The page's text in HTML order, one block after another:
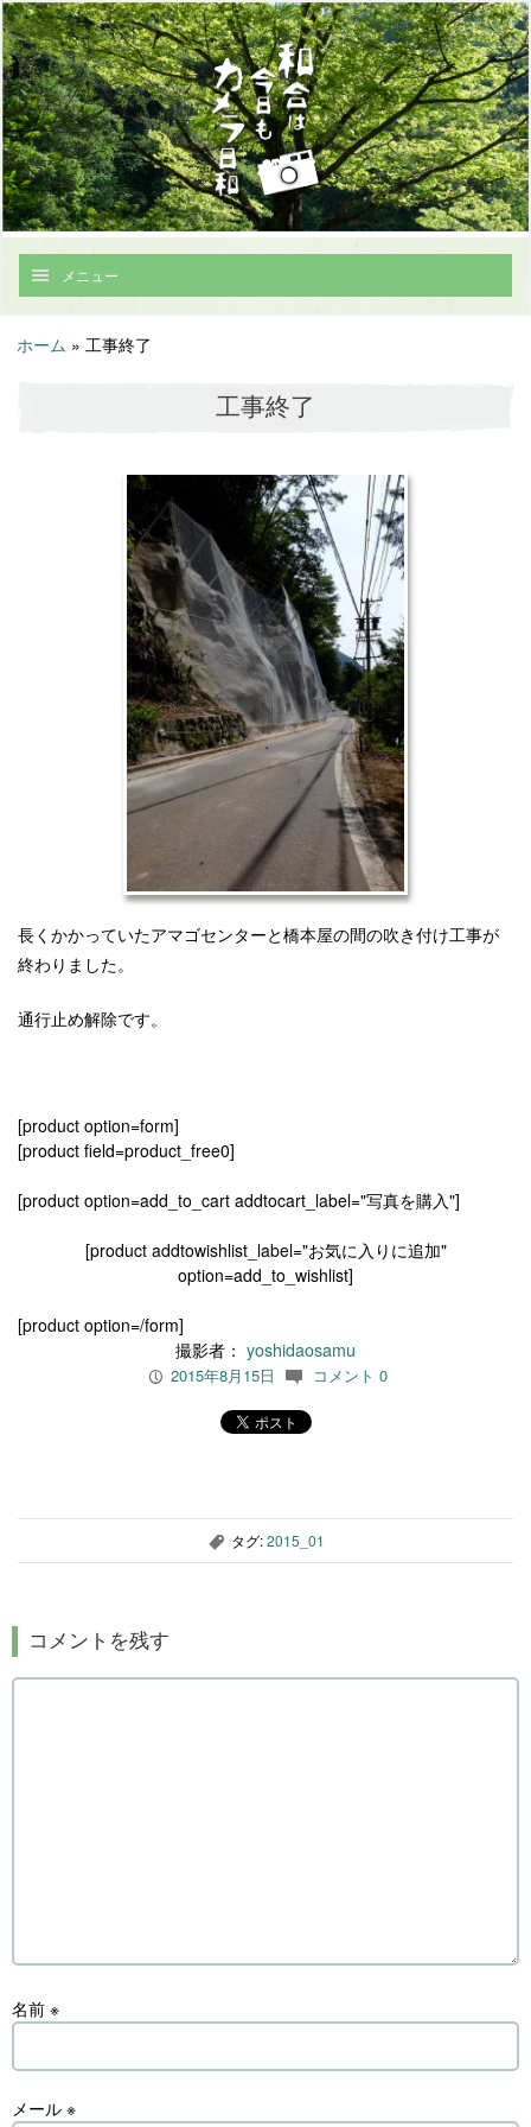
メニュー
ホーム » 工事終了
工事終了
長くかかっていたアマゴセンターと橋本屋の間の吹き付け工事が
終わりました。
通行止め解除です。
[product option=form]
[product field=product_free0]
[product option=add_to_cart addtocart_label="写真を購入"]
[product addtowishlist_label="お気に入りに追加"
option=add_to_wishlist]
[product option=/form]
撮影者： yoshidaosamu
P 2015年8月15日 c コメント 0
, タグ:2015_01
コメントを残す
名前 ※
メール ※